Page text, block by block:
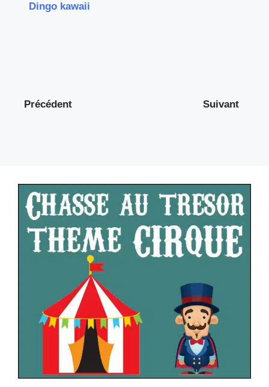
Dingo kawaii
Précédent Suivant